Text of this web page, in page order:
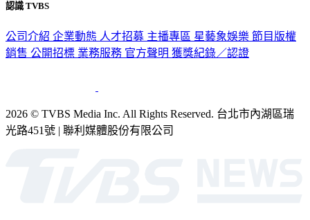
認識 TVBS
公司介紹 企業動態 人才招募 主播專區 星藝象娛樂 節目版權
銷售 公開招標 業務服務 官方聲明 獲獎紀錄／認證
2026 © TVBS Media Inc. All Rights Reserved. 台北市內湖區瑞
光路451號 | 聯利媒體股份有限公司